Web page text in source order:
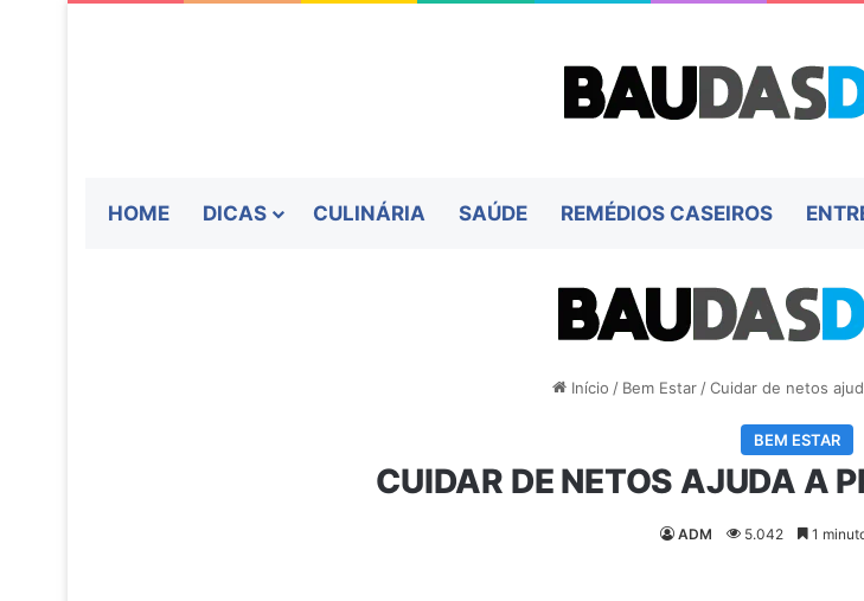
HOME DICAS CULINÁRIA SAÚDE REMÉDIOS CASEIROS
Início / Bem Estar /Cuidar de netos
BEM ESTAR
CUIDAR DE NETOS AJUDA A
ADM 5.042 1